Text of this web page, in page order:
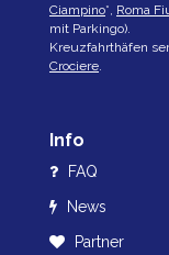
Ciampino*, Roma
mit Parkingo).
Kreuzfahrthäfen
Crociere.
Info
FAQ
News
Partner